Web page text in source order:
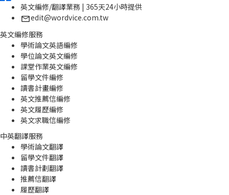
英文編修/翻譯業務 | 365天24小時提供
edit@wordvice.com.tw
英文編修服務
學術論文英語編修
學位論文英文編修
課堂作業英文編修
留學文件編修
讀書計畫編修
英文推薦信編修
英文履歷編修
英文求職信編修
中英翻譯服務
學術論文翻譯
留學文件翻譯
讀書計劃翻譯
推薦信翻譯
履歷翻譯